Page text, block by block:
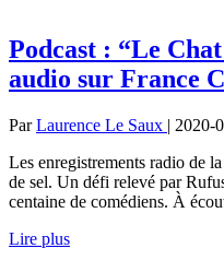
Podcast : “Le
audio sur France
ParLaurence Le Saux | 2020-
Les enregistrements radio de
de sel. Un défi relevé par
centaine de comédiens. À
Lire plus